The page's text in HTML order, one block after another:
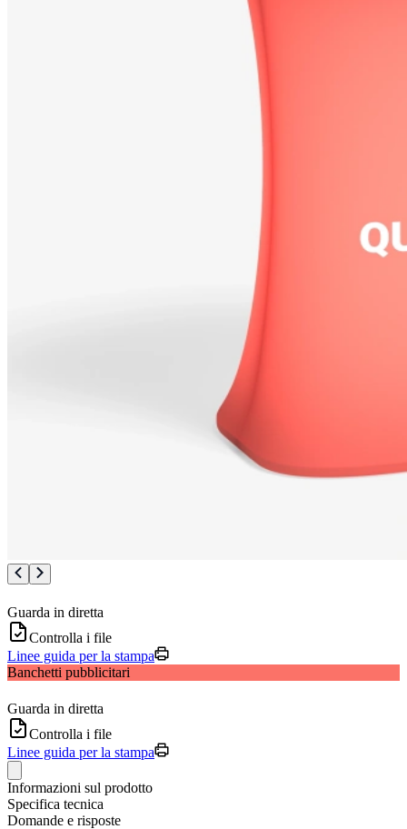
Guarda in diretta
Controlla i file
Linee guida per la stampa
Banchetti pubblicitari
Guarda in diretta
Controlla i file
Linee guida per la stampa
Informazioni sul prodotto
Specifica tecnica
Domande e risposte